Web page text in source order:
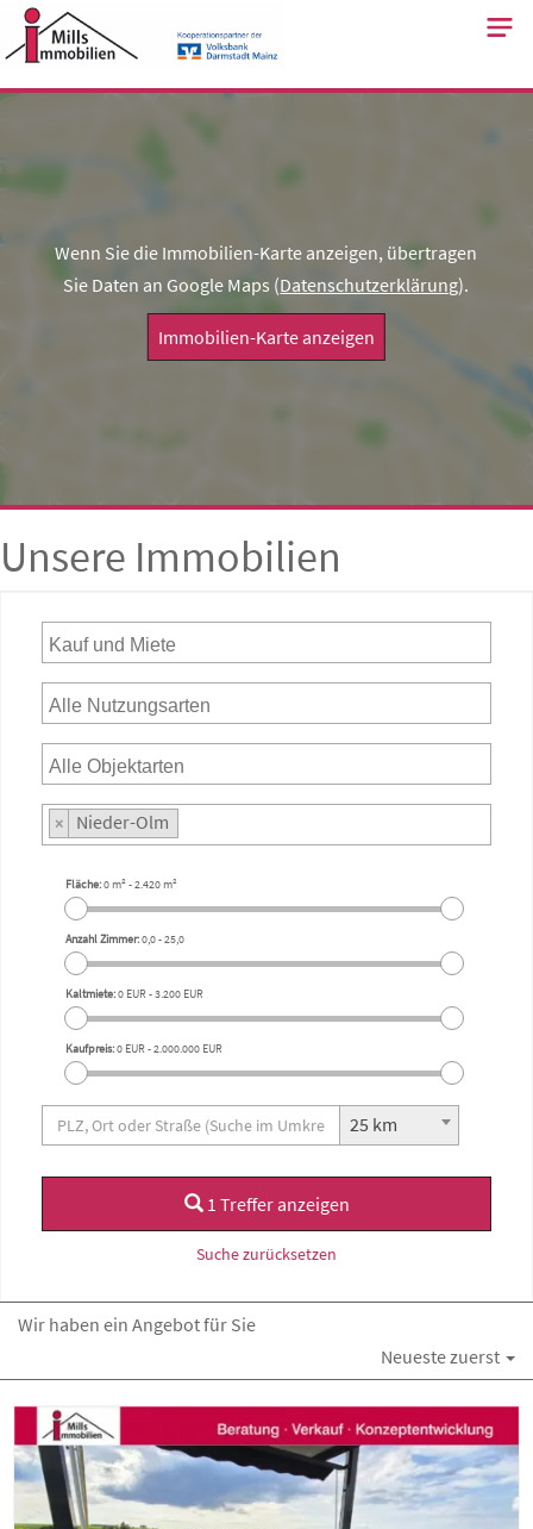
Skip
to
Wenn Sie die Immobilien-Karte anzeigen, übertragen
Sie Daten an Google Maps (Datenschutzerklärung).
Immobilien-Karte anzeigen
Unsere Immobilien
× Nieder-Olm
Fläche:0 m²-2.420 m²
Anzahl Zimmer:0,0-25,0
Kaltmiete:0 EUR-3.200 EUR
Kaufpreis:0 EUR-2.000.000 EUR
25 km
1 Treffer anzeigen
Suche zurücksetzen
Wir haben ein Angebot für Sie
Neueste zuerst